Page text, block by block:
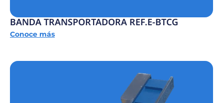
BANDA TRANSPORTADORA REF.E-BTCG
Conoce más